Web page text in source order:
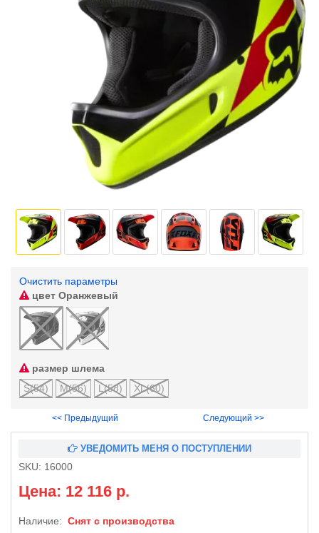
Очистить параметры
цвет Оранжевый
размер шлема
S(54)
M(56) L(58) XL(60)
<< Предыдущий Следующий >>
УВЕДОМИТЬ МЕНЯ О ПОСТУПЛЕНИИ
SKU: 16000
Цена: 12 116 р.
Наличие: Снят с производства